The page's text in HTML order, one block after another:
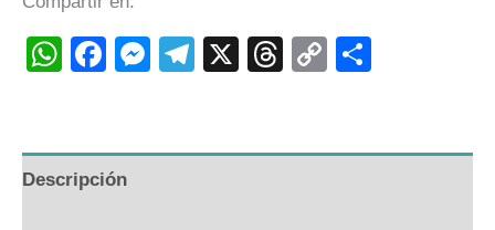
WhatsApp
Facebook
Messenger
Telegram
X Threads
Copy
Descripción